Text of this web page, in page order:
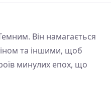
Він намагається
та іншими, щоб
минулих епох, що